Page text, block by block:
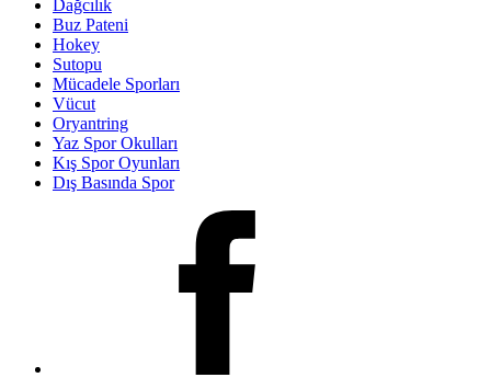
Dağcılık
Buz Pateni
Hokey
Sutopu
Mücadele Sporları
Vücut
Oryantring
Yaz Spor Okulları
Kış Spor Oyunları
Dış Basında Spor